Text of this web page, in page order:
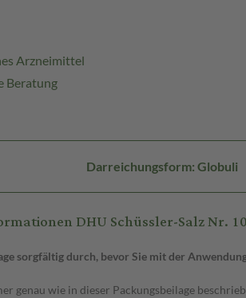
Arzneimittel
Beratung
Darreichungsform: Globuli
DHU Schüssler-Salz Nr.
sorgfältig durch, bevor Sie mit der
genau wie in dieser Packungsbeilage